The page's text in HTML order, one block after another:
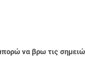
να βρω τις